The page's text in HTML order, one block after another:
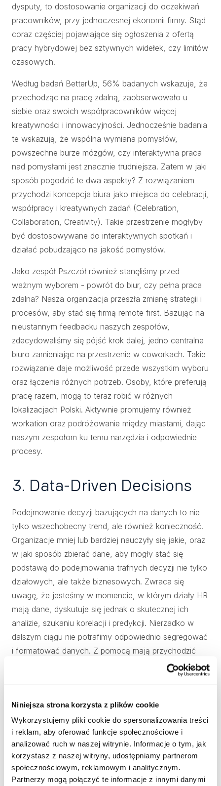
Niniejsza strona korzysta z plików cookie
Wykorzystujemy pliki cookie do spersonalizowania treści
i reklam, aby oferować funkcje społecznościowe i
analizować ruch w naszej witrynie. Informacje o tym, jak
korzystasz z naszej witryny, udostępniamy partnerom
społecznościowym, reklamowym i analitycznym.
Partnerzy mogą połączyć te informacje z innymi danymi
dysputy, to dostosowanie organizacji do oczekiwań
pracowników, przy jednoczesnej ekonomii firmy. Stąd
coraz częściej pojawiające się ogłoszenia z ofertą
pracy hybrydowej bez sztywnych widełek, czy limitów
czasowych.
Według badań BetterUp, 56% badanych wskazuje, że
przechodząc na pracę zdalną, zaobserwowało u
siebie oraz swoich współpracowników więcej
kreatywności i innowacyjności. Jednocześnie badania
te wskazują, że wspólna wymiana pomysłów,
powszechne burze mózgów, czy interaktywna praca
nad pomysłami jest znacznie trudniejsza. Zatem w jaki
sposób pogodzić te dwa aspekty? Z rozwiązaniem
przychodzi koncepcja biura jako miejsca do celebracji,
współpracy i kreatywnych zadań (Celebration,
Collaboration, Creativity). Takie przestrzenie mogłyby
być dostosowywane do interaktywnych spotkań i
działać pobudzająco na jakość pomysłów.
Jako zespół Pszczół również stanęliśmy przed
ważnym wyborem - powrót do biur, czy pełna praca
zdalna? Nasza organizacja przeszła zmianę strategii i
procesów, aby stać się firmą remote first. Bazując na
nieustannym feedbacku naszych zespołów,
zdecydowaliśmy się pójść krok dalej, jedno centralne
biuro zamieniając na przestrzenie w coworkach. Takie
rozwiązanie daje możliwość przede wszystkim wyboru
oraz łączenia różnych potrzeb. Osoby, które preferują
pracę razem, mogą to teraz robić w różnych
lokalizacjach Polski. Aktywnie promujemy również
workation oraz podróżowanie między miastami, dając
naszym zespołom ku temu narzędzia i odpowiednie
procesy.
3. Data-Driven Decisions
Podejmowanie decyzji bazujących na danych to nie
tylko wszechobecny trend, ale również konieczność.
Organizacje mniej lub bardziej nauczyły się jakie, oraz
w jaki sposób zbierać dane, aby mogły stać się
podstawą do podejmowania trafnych decyzji nie tylko
działowych, ale także biznesowych. Zwraca się
uwagę, że jesteśmy w momencie, w którym działy HR
mają dane, dyskutuje się jednak o skutecznej ich
analizie, szukaniu korelacji i predykcji. Nierzadko w
dalszym ciągu nie potrafimy odpowiednio segregować
i formatować danych. Z pomocą mają przychodzić
coraz częściej pojawiające się, wyspecjalizowane
zmiany pozwalają dyskutować, na ile możliwe jest
długofalowe przewidywanie własnych oraz
rynkowych tendencji.
Ul to także miejsce wymiany idei - jednymi z
głównych akceleratorów pomysłów są grupy
projektowe, które pozwalają nam aktywnie pracować